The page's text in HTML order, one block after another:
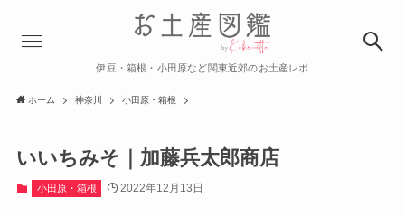
伊豆・箱根・小田原など関東近郊のお土産レポ
ホーム 神奈川 小田原・箱根
いいちみそ｜加藤兵太郎商店
小田原・箱根 2022年12月13日